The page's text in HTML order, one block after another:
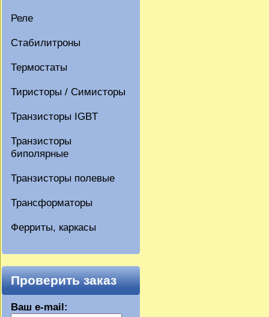
Реле
Стабилитроны
Термостаты
Тиристоры / Симисторы
Транзисторы IGBT
Транзисторы
биполярные
Транзисторы полевые
Трансформаторы
Ферриты, каркасы
Проверить заказ
Ваш e-mail: